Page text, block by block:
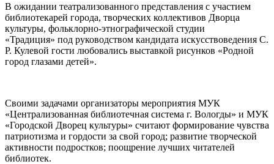
В ожидании театрализованного представления с участием
библиотекарей города, творческих коллективов Дворца
культуры, фольклорно-этнографической студии
«Традиция» под руководством кандидата искусствоведения С.
Р. Кулевой гости любовались выставкой рисунков «Родной
город глазами детей».
Своими задачами организаторы мероприятия МУК
«Централизованная библиотечная система г. Вологды» и МУК
«Городской Дворец культуры» считают формирование чувства
патриотизма и гордости за свой город; развитие творческой
активности подростков; поощрение лучших читателей
библиотек.